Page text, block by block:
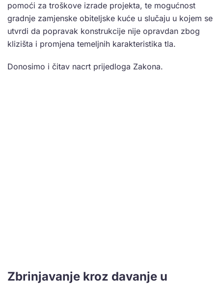
pomoći za troškove izrade projekta, te mogućnost
gradnje zamjenske obiteljske kuće u slučaju u kojem se
utvrdi da popravak konstrukcije nije opravdan zbog
klizišta i promjena temeljnih karakteristika tla.
Donosimo i čitav nacrt prijedloga Zakona.
Zbrinjavanje kroz davanje u